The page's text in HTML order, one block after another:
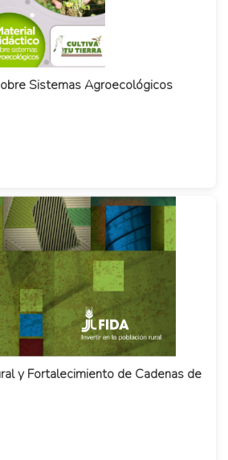
Sistemas Agroecológicos
y Fortalecimiento de Cadenas de